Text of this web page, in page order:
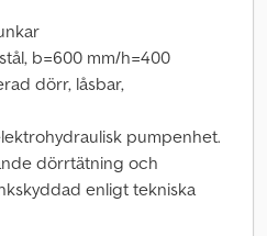
b=600 mm/h=400
dörr, låsbar,
pumpenhet.
dörrtätning och
enligt tekniska